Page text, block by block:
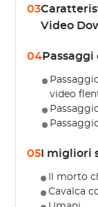
03
Video
04
video
05 I migliori
Il morto
Cavalca